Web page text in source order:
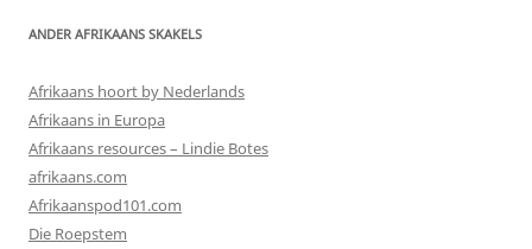
ANDER AFRIKAANS SKAKELS
Afrikaans hoort by Nederlands
Afrikaans in Europa
Afrikaans resources – Lindie Botes
afrikaans.com
Afrikaanspod101.com
Die Roepstem